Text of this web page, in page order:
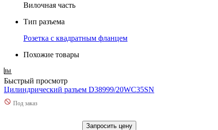
Вилочная часть
Тип разъема
Розетка с квадратным фланцем
Похожие товары
Быстрый просмотр
Цилиндрический разъем D38999/20WC35SN
Под заказ
Запросить цену